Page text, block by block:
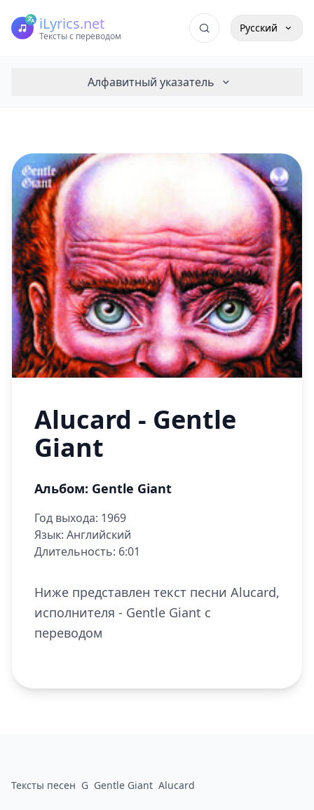
iLyrics.net
Тексты с переводом
Русский
Алфавитный указатель
Alucard - Gentle
Giant
Альбом: Gentle Giant
Год выхода: 1969
Язык: Английский
Длительность: 6:01
Ниже представлен текст песни Alucard,
исполнителя - Gentle Giant с
переводом
Тексты песен G Gentle Giant Alucard